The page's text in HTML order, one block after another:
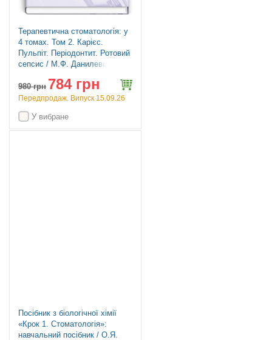
Терапевтична стоматологія: у
4 томах. Том 2. Карієс.
Пульпіт. Періодонтит. Ротовий
сепсис / М.Ф. Данилевський,
видання
980грн 784 грн
Передпродаж. Випуск 15.09.26
У вибране
Посібник з біологічної хімії
«Крок 1. Стоматологія»:
навчальний посібник / О.Я.